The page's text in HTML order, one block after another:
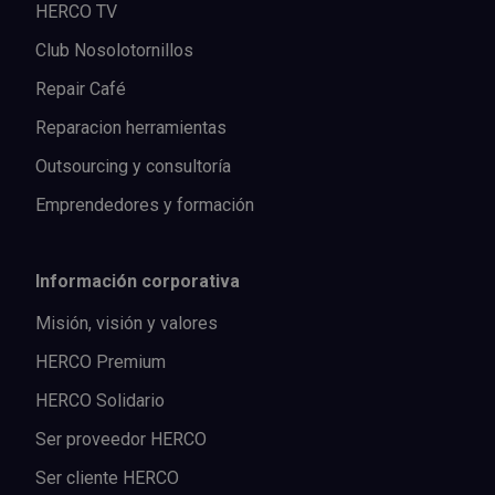
HERCO TV
Club Nosolotornillos
Repair Café
Reparacion herramientas
Outsourcing y consultoría
Emprendedores y formación
Información corporativa
Misión, visión y valores
HERCO Premium
HERCO Solidario
Ser proveedor HERCO
Ser cliente HERCO